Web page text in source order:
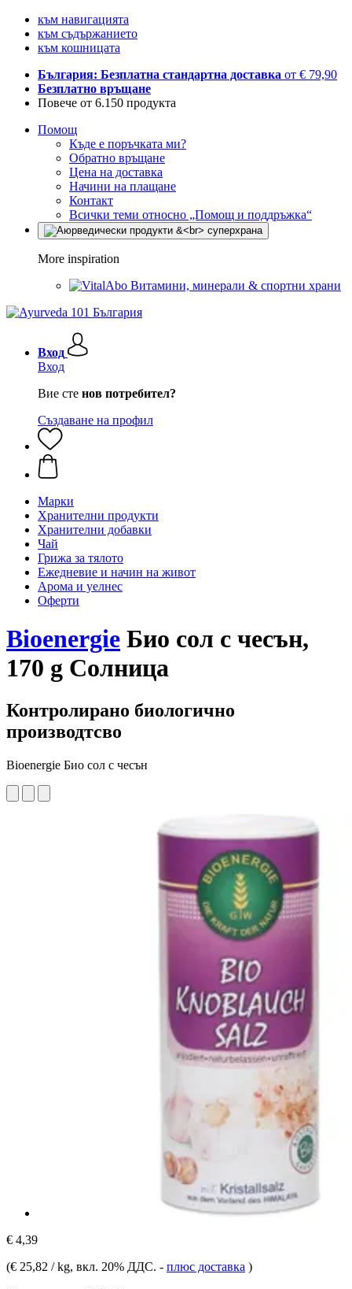
към навигацията
към съдържанието
към кошницата
България: Безплатна стандартна доставка от € 79,90
Безплатно връщане
Повече от 6.150 продукта
Помощ
Къде е поръчката ми?
Обратно връщане
Цена на доставка
Начини на плащане
Контакт
Всички теми относно „Помощ и поддръжка“
More inspiration
Витамини, минерали & спортни храни
Вход
Вход
Вие сте нов потребител?
Създаване на профил
Марки
Хранителни продукти
Хранителни добавки
Чай
Грижа за тялото
Ежедневие и начин на живот
Арома и уелнес
Оферти
Bioenergie Био сол с чесън,
170 g Солница
Контролирано биологично
производтсво
Bioenergie Био сол с чесън
€ 4,39
(€ 25,82 / kg, вкл. 20% ДДС. - плюс доставка )